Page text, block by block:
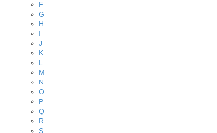
F
G
H
I
J
K
L
M
N
O
P
Q
R
S